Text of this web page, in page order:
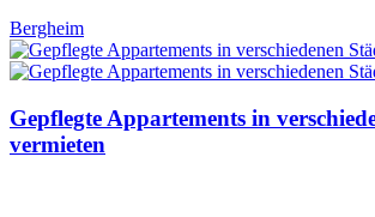
Bergheim
Gepflegte Appartements in
vermieten